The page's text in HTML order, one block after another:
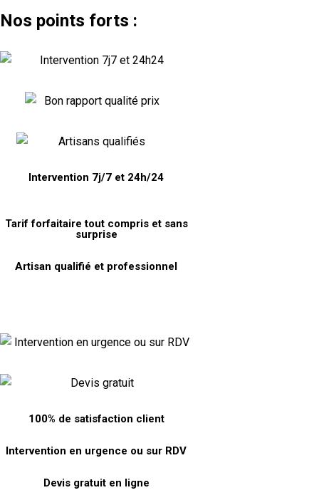
Nos points forts :
Intervention 7j/7 et 24h/24
Tarif forfaitaire tout compris et sans
surprise
Artisan qualifié et professionnel
100% de satisfaction client
Intervention en urgence ou sur RDV
Devis gratuit en ligne